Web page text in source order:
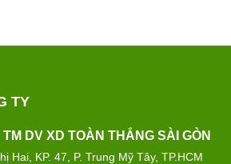
TY
DV XD TOÀN THẮNG SÀI GÒN
Hai, KP. 47, P. Trung Mỹ Tây, TP.HCM